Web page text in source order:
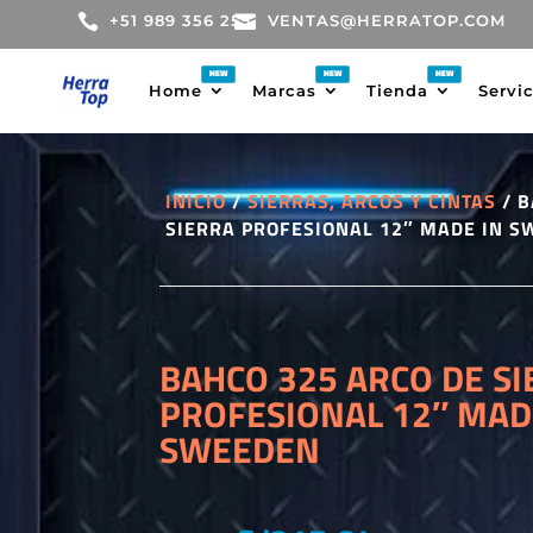
 +51 989 356 255
 VENTAS@HERRATOP.COM
Home Marcas Tienda
INICIO/SIERRAS, ARCOS Y CINTAS /
SIERRA PROFESIONAL 12″ MADE IN
BAHCO 325 ARCO DE
PROFESIONAL 12″
SWEEDEN